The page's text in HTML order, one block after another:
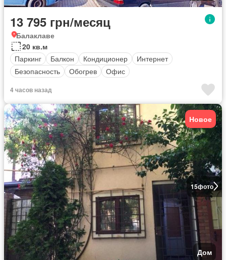
13 795 грн/месяц
Балаклаве
20 кв.м
Паркинг
Балкон Кондиционер
Интернет
Безопасность
Обогрев Офис
4 часов назад
15фото
Новое
Дом